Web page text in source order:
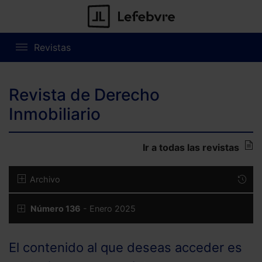
Revistas
Revista de Derecho
Inmobiliario
Ir a todas las revistas
Archivo
Número 136 - Enero 2025
El contenido al que deseas acceder es